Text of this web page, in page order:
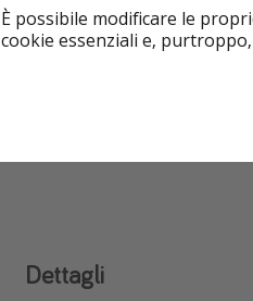
Dettagli
È possibile modificare le
cookie essenziali e,